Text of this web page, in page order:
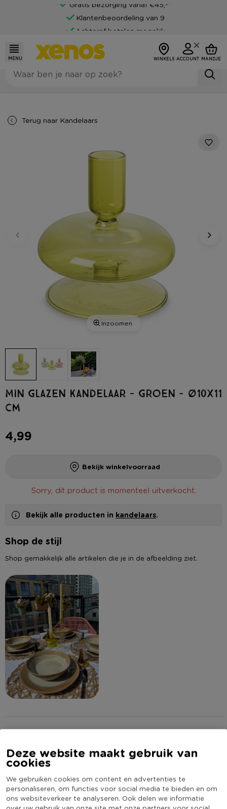
Deze website maakt gebruik van
cookies
We gebruiken cookies om content en advertenties te
personaliseren, om functies voor social media te bieden en om
ons websiteverkeer te analyseren. Ook delen we informatie
Gratis bezorging vanaf €45,-*
Klantenbeoordeling van 9
Achteraf betalen mogelijk
MENU WINKELS ACCOUNT MANDJE
Terug naar Kandelaars
Inzoomen
Min glazen kandelaar - groen - ø10x11
cm
4,99
Bekijk winkelvoorraad
Sorry, dit product is momenteel uitverkocht.
Bekijk alle producten in kandelaars.
Shop de stijl
Shop gemakkelijk alle artikelen die je in de afbeelding ziet.
Creëer een mooie tafelsetting met deze glazen kandelaar.
Deze mini glazen kandelaar is echt een eyecatcher. De
kandelaar is gemaakt van glas en heeft een mooie groene
kleur. De kandelaar heeft een bolling en een afmeting van
Lees meer